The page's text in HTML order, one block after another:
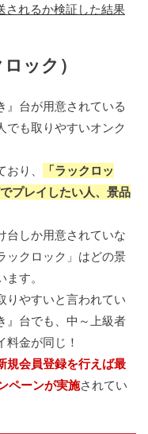
れるか検証した結果
ック）
』台が用意されている
でも取りやすいオンク
り、
「ラックロッ
プレイしたい人、景品
台しか用意されていな
ックロック」はどの景
す。
りやすいと言われてい
』台でも、中～上級者
金が同じ！
規会員登録を行えば最
ペーンが実施されてい